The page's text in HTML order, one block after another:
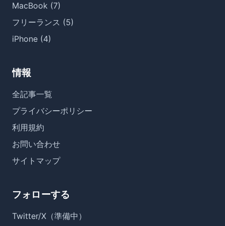
MacBook (7)
フリーランス (5)
iPhone (4)
情報
全記事一覧
プライバシーポリシー
利用規約
お問い合わせ
サイトマップ
フォローする
Twitter/X（準備中）